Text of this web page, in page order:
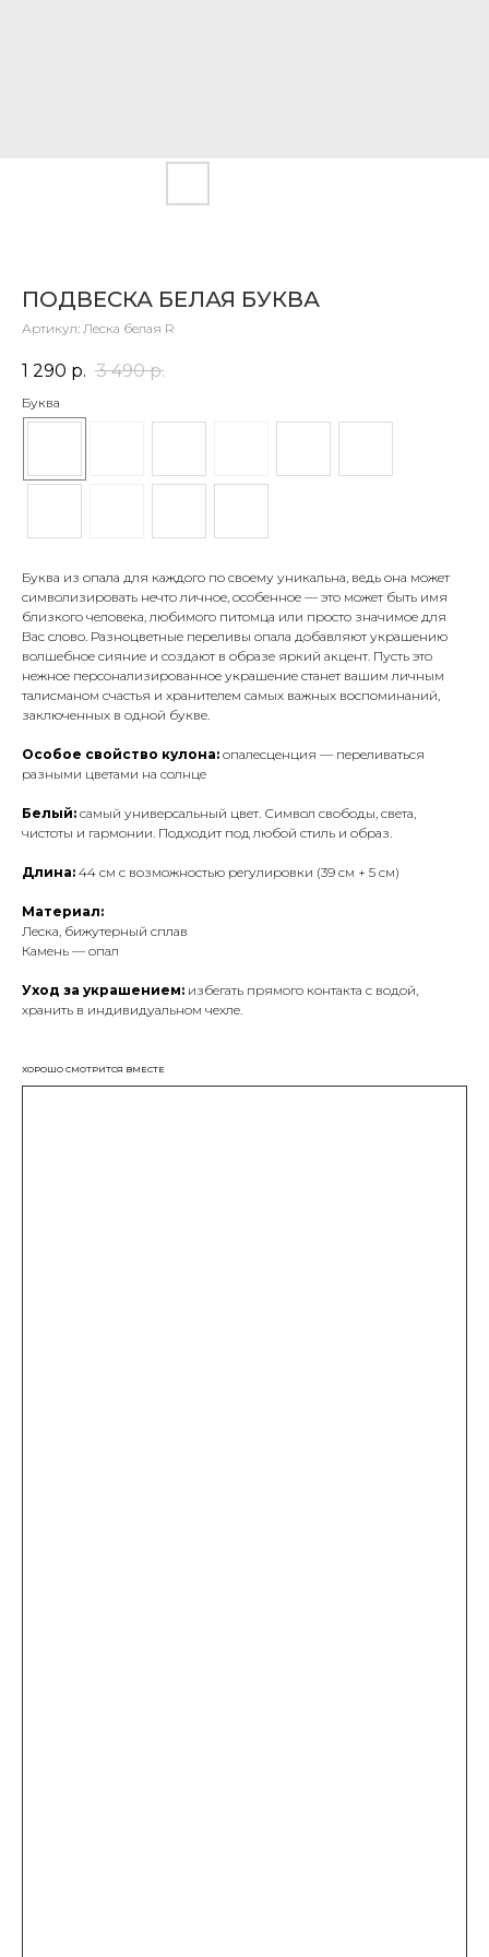
ПОДВЕСКА БЕЛАЯ БУКВА
Артикул: Леска белая R
1 290 р. 3 490 р.
Буква
Буква из опала для каждого по своему уникальна, ведь она может
символизировать нечто личное, особенное — это может быть имя
близкого человека, любимого питомца или просто значимое для
Вас слово. Разноцветные переливы опала добавляют украшению
волшебное сияние и создают в образе яркий акцент. Пусть это
нежное персонализированное украшение станет вашим личным
талисманом счастья и хранителем самых важных воспоминаний,
заключенных в одной букве.
Особое свойство кулона: опалесценция — переливаться
разными цветами на солнце
Белый: самый универсальный цвет. Символ свободы, света,
чистоты и гармонии. Подходит под любой стиль и образ.
Длина: 44 см с возможностью регулировки (39 см + 5 см)
Материал:
Леска, бижутерный сплав
Камень — опал
Уход за украшением: избегать прямого контакта с водой,
хранить в индивидуальном чехле.
ХОРОШО СМОТРИТСЯ ВМЕСТЕ